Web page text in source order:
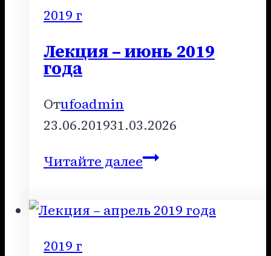
2019 г
Лекция – июнь 2019
года
Отufoadmin
23.06.201931.03.2026
Читайте далееЛекция
июнь
2019
2019 г